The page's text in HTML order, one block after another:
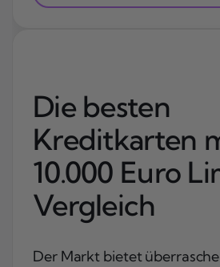
Die besten
Kreditkarten
10.000 Euro
Vergleich
Der Markt bietet